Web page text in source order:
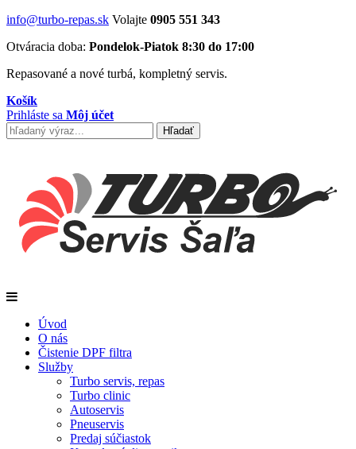
info@turbo-repas.sk Volajte 0905 551 343
Otváracia doba: Pondelok-Piatok 8:30 do 17:00
Repasované a nové turbá, kompletný servis.
Košík
Prihláste sa Môj účet
Úvod
O nás
Čistenie DPF filtra
Služby
Turbo servis, repas
Turbo clinic
Autoservis
Pneuservis
Predaj súčiastok